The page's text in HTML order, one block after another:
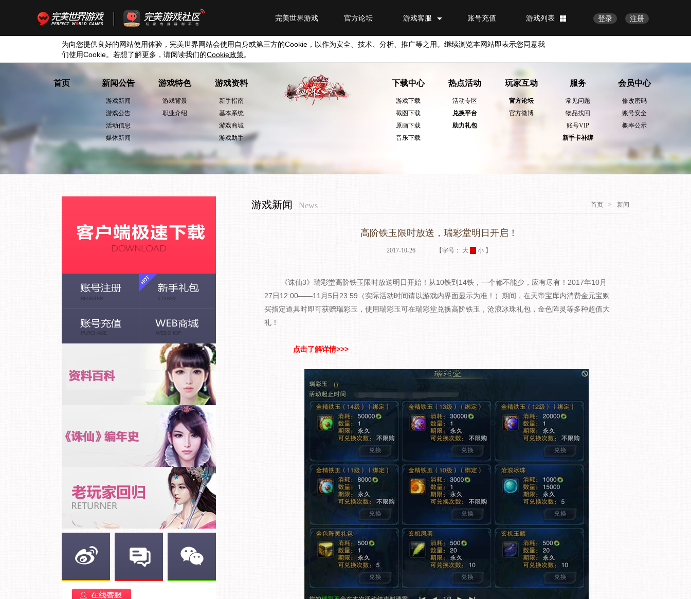
注册
登录
游戏列表
账号充值
游戏客服
官方论坛
完美世界游戏
为向您提供良好的网站使用体验，完美世界网站会使用自身或第三方的Cookie ，以作为安全、技术、分析、推广等之用。继续浏览本网站即表示您同意我
们使用Cookie。若想了解更多，请阅读我们的Cookie政策。
首页 新闻公告
游戏新闻
游戏公告
活动信息
媒体新闻
游戏特色
游戏背景
职业介绍
游戏资料
新手指南
基本系统
游戏商城
游戏助手
下载中心
游戏下载
截图下载
原画下载
音乐下载
热点活动
活动专区
兑换平台
助力礼包
玩家互动
官方论坛
官方微博
服务
常见问题
物品找回
账号VIP
新手卡补绑
会员中心
修改密码
账号安全
概率公示
首页 > 新闻
游戏新闻 News
高阶铁玉限时放送，瑞彩堂明日开启！
2017-10-26 【字号： 大 中 小 】
《诛仙3》瑞彩堂高阶铁玉限时放送明日开始！从10铁到14铁，一个都不能少，应有尽有！2017年10月
27日12:00——11月5日23:59（实际活动时间请以游戏内界面显示为准！）期间，在天帝宝库内消费金元宝购
买指定道具时即可获赠瑞彩玉，使用瑞彩玉可在瑞彩堂兑换高阶铁玉，沧浪冰珠礼包，金色阵灵等多种超值大
礼！
点击了解详情>>>